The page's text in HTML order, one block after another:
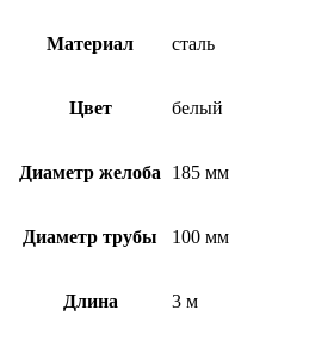
Материал сталь
Цвет белый
Диаметр желоба 185 мм
Диаметр трубы 100 мм
Длина 3 м